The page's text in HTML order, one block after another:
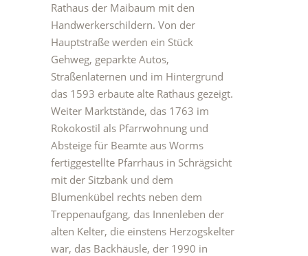
Rathaus der Maibaum mit den
Handwerkerschildern. Von der
Hauptstraße werden ein Stück
Gehweg, geparkte Autos,
Straßenlaternen und im Hintergrund
das 1593 erbaute alte Rathaus gezeigt.
Weiter Marktstände, das 1763 im
Rokokostil als Pfarrwohnung und
Absteige für Beamte aus Worms
fertiggestellte Pfarrhaus in Schrägsicht
mit der Sitzbank und dem
Blumenkübel rechts neben dem
Treppenaufgang, das Innenleben der
alten Kelter, die einstens Herzogskelter
war, das Backhäusle, der 1990 in